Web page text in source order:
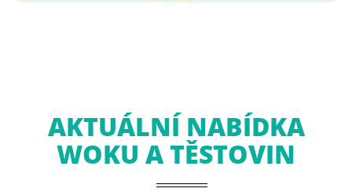
AKTUÁLNÍ NABÍDKA
WOKU A TĚSTOVIN